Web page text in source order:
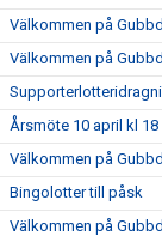
Välkommen på
Välkommen på
Årsmöte 10 april kl 18
Välkommen på
Bingolotter till påsk
Välkommen på